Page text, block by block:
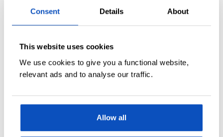
Consent Details About
This website uses cookies
We use cookies to give you a functional website,
relevant ads and to analyse our traffic.
Allow all
BRITISK STJERNESKUDD
Kåret til en av Storbritannias beste
unge forfattere: – Fantastisk å høre
hvilke deler som fikk folk til å le høyt